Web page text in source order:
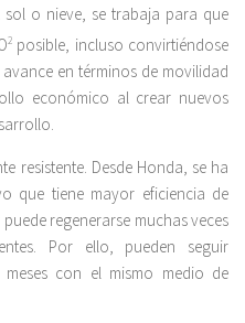
o nieve, se trabaja para que
2posible, incluso convirtiéndose
en términos de movilidad
económico al crear nuevos
resistente. Desde Honda, se ha
que tiene mayor eficiencia de
regenerarse muchas veces
Por ello, pueden seguir
meses con el mismo medio de